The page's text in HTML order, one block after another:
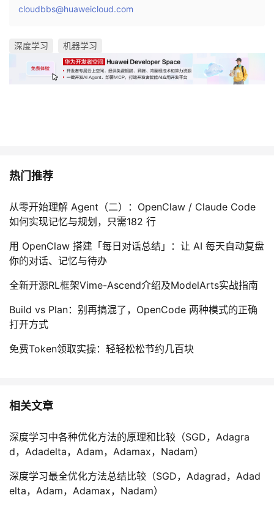
cloudbbs@huaweicloud.com
深度学习 机器学习
热门推荐
从零开始理解 Agent（二）：OpenClaw / Claude Code
如何实现记忆与规划，只需182 行
用 OpenClaw 搭建「每日对话总结」：让 AI 每天自动复盘
你的对话、记忆与待办
全新开源RL框架Vime-Ascend介绍及ModelArts实战指南
Build vs Plan：别再搞混了，OpenCode 两种模式的正确
打开方式
免费Token领取实操：轻轻松松节约几百块
相关文章
深度学习中各种优化方法的原理和比较（SGD，Adagra
d，Adadelta，Adam，Adamax，Nadam）
深度学习最全优化方法总结比较（SGD，Adagrad，Adad
elta，Adam，Adamax，Nadam）